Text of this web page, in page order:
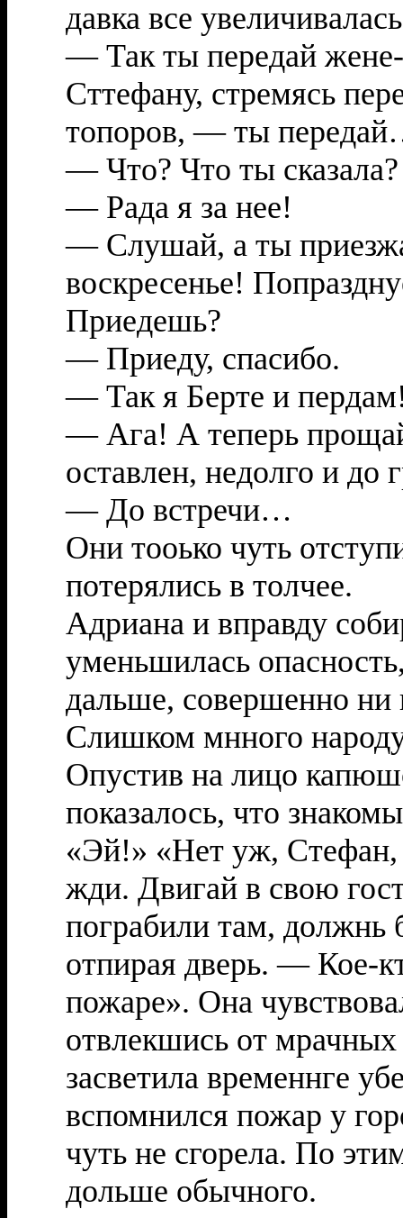
давка все
— Так ты передай
Сттефану, стремясь
топоров, — ты
— Что? Что ты сказала?
— Рада я за нее!
— Слушай, а ты
воскресенье!
Приедешь?
— Приеду, спасибо.
— Так я Берте и
— Ага! А теперь
оставлен, недолго и до
— До встречи…
Они тооько чуть
потерялись в толчее.
Адриана и вправду
уменьшилась
дальше, совершенно ни
Слишком мнного
Опустив на лицо
показалось, что
«Эй!» «Нет уж, Стефан,
жди. Двигай в свою
пограбили там,
отпирая дверь. — Кое-
пожаре». Она
отвлекшись от
засветила временнге
вспомнился пожар у
чуть не сгорела. По
дольше обычного.